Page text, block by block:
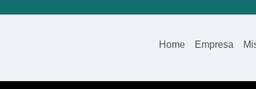
Home Empresa